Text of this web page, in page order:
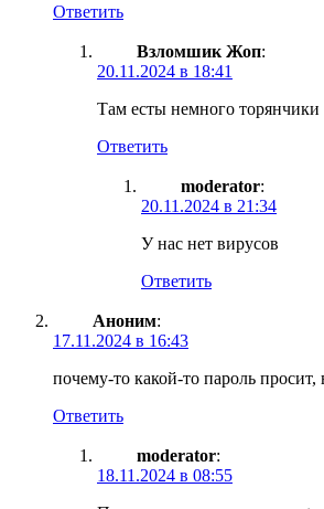
Ответить
Взломшик Жоп:
20.11.2024 в 18:41
Там есты немного торянчики
Ответить
moderator:
20.11.2024 в 21:34
У нас нет вирусов
Ответить
Аноним:
17.11.2024 в 16:43
почему-то какой-то пароль просит,
Ответить
moderator:
18.11.2024 в 08:55